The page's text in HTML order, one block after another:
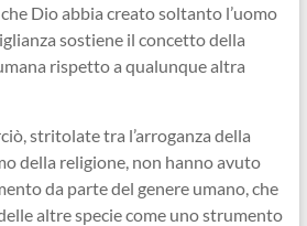
Dio abbia creato soltanto l’uomo
sostiene il concetto della
rispetto a qualunque altra
stritolate tra l’arroganza della
della religione, non hanno avuto
da parte del genere umano, che
altre specie come uno strumento